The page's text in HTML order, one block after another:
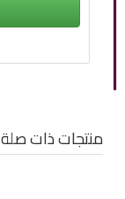
منتجات ذات صلة